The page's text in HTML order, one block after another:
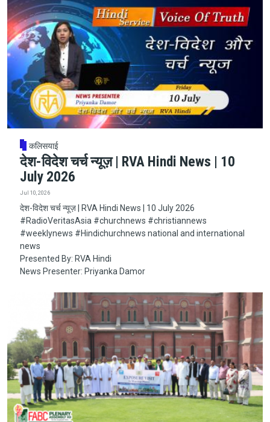
कलिसयाई
देश-विदेश चर्च न्यूज़ | RVA Hindi News | 10
July 2026
Jul 10, 2026
देश-विदेश चर्च न्यूज़ | RVA Hindi News | 10 July 2026
#RadioVeritasAsia​​​​​ #churchnews​​​​​ #christiannews​​​​​
#weeklynews​ #Hindichurchnews national and international
news
Presented By: RVA Hindi
News Presenter: Priyanka Damor